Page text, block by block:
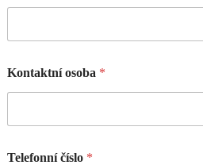
Kontaktní osoba *
Telefonní číslo *